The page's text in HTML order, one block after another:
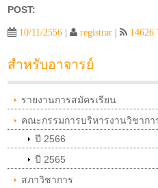
POST:
10/11/2556 | registrar | 14626
สำหรับอาจารย์
รายงานการสมัครเรียน
คณะกรรมการบริหารงานวิชากา
ปี 2566
ปี 2565
สภาวิชาการ